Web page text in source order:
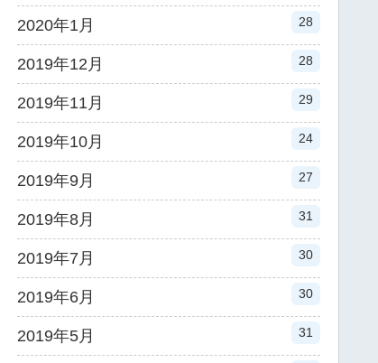
2020年1月 28
2019年12月 28
2019年11月 29
2019年10月 24
2019年9月 27
2019年8月 31
2019年7月 30
2019年6月 30
2019年5月 31